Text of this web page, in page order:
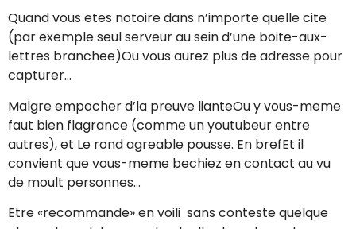
Quand vous etes notoire dans n’importe quelle cite
(par exemple seul serveur au sein d’une boite-aux-
lettres branchee)Ou vous aurez plus de adresse pour
capturer…
Malgre empocher d’la preuve lianteOu y vous-meme
faut bien flagrance (comme un youtubeur entre
autres), et Le rond agreable pousse. En brefEt il
convient que vous-meme bechiez en contact au vu
de moult personnes…
Etre «recommande» en voili sans conteste quelque